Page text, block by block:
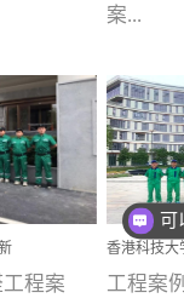
自动化
选择
品质
产产
程序
部和全
触媒
优吸系
寓】室
圳安居
居乐寓
下城...
案...
例(学校
小学(珠
址：广
南沙珠
禾...
程案
香港科技大
甲醛项目
工程案